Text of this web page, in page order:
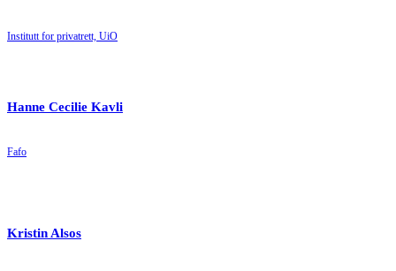
Institutt for privatrett, UiO
Hanne Cecilie Kavli
Fafo
Kristin Alsos